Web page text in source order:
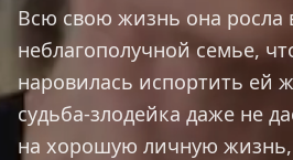
Всю свою жизнь она росла
неблагополучной семье,
наровилась испортить ей
судьба-злодейка даже не
на хорошую личную жизнь,